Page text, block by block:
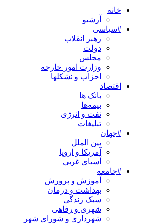
خانه
آرشیو
#سیاسی
رهبر انقلاب
دولت
مجلس
وزارت امور خارجه
احزاب و تشکلها
اقتصاد
بانک ها
بیمه‌ها
نفت و انرژی
تبلیغات
#جهان
بین الملل
آمریکا و اروپا
آسیای غربی
#جامعه
آموزش و پرورش
بهداشت و درمان
سبک زندگی
شهری و رفاهی
شهرداری و شورای شهر